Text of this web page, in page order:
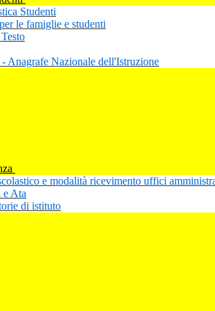
Studenti
le famiglie e studenti
Anagrafe Nazionale dell'Istruzione
e modalità ricevimento uffici
e Ata
di istituto